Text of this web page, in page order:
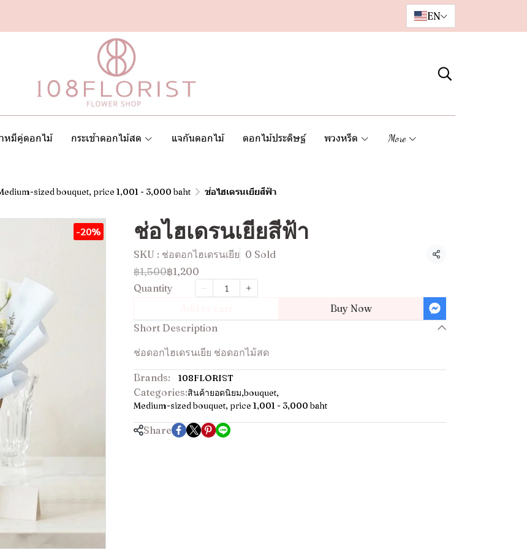
EN
หมีคู่ดอกไม้ กระเช้าดอกไม้สด แจกันดอกไม้ ดอกไม้ประดิษฐ์ พวงหรีด More
sized bouquet, price 1,001 - 3,000 baht ช่อไฮเดรนเยียสีฟ้า
-20% ช่อไฮเดรนเยียสีฟ้า
SKU : ช่อดอกไฮเดรนเยีย 0 Sold
Share
฿1,500฿1,200
Quantity
Buy Now
Short Description
ช่อดอกไฮเดรนเยีย ช่อดอกไม้สด
Brands: 108FLORIST
Categories:สินค้ายอดนิยม,bouquet,
Medium-sized bouquet, price 1,001 - 3,000 baht
Share